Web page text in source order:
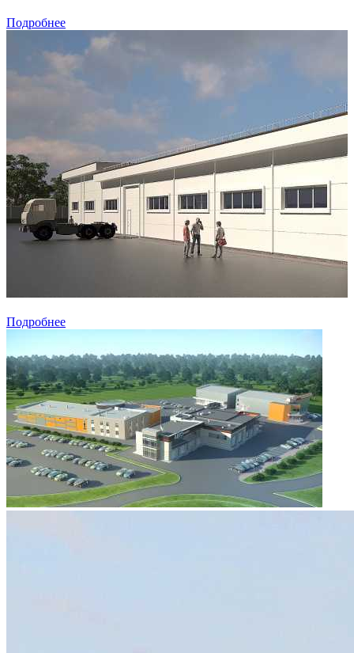
Подробнее
Подробнее